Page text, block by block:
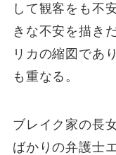
して観客をも不
きな不安を描き
リカの縮図であ
も重なる。
ブレイク家の長
ばかりの弁護士